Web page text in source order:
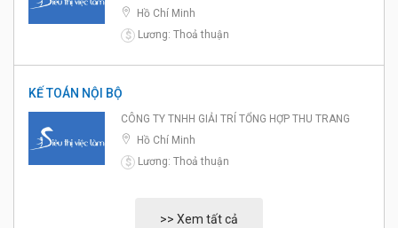
Hồ Chí Minh
$
Lương: Thoả thuận
KẾ TOÁN NỘI BỘ
CÔNG TY TNHH GIẢI TRÍ TỔNG HỢP THU TRANG
Hồ Chí Minh
$
Lương: Thoả thuận
>> Xem tất cả